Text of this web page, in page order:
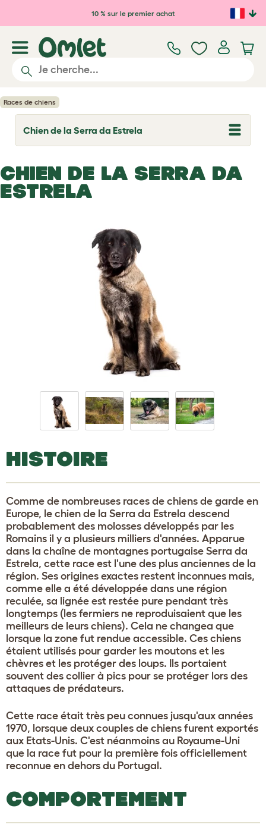
Passer au contenu principal
10 % sur le premier achat
Races de chiens
Chien de la Serra da Estrela
T
o
l
e
d
r
CHIEN DE LA SERRA DA
ESTRELA
HISTOIRE
Comme de nombreuses races de chiens de garde en
Europe, le chien de la Serra da Estrela descend
probablement des molosses développés par les
Romains il y a plusieurs milliers d'années. Apparue
dans la chaîne de montagnes portugaise Serra da
Estrela, cette race est l'une des plus anciennes de la
région. Ses origines exactes restent inconnues mais,
comme elle a été développée dans une région
reculée, sa lignée est restée pure pendant très
longtemps (les fermiers ne reproduisaient que les
meilleurs de leurs chiens). Cela ne changea que
lorsque la zone fut rendue accessible. Ces chiens
étaient utilisés pour garder les moutons et les
chèvres et les protéger des loups. Ils portaient
souvent des collier à pics pour se protéger lors des
attaques de prédateurs.
Cette race était très peu connues jusqu'aux années
1970, lorsque deux couples de chiens furent exportés
aux Etats-Unis. C'est néanmoins au Royaume-Uni
que la race fut pour la première fois officiellement
reconnue en dehors du Portugal.
COMPORTEMENT